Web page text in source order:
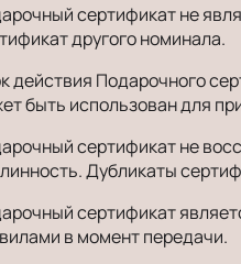
сертификат не
другого номинала.
действия Подарочного
быть использован для
сертификат не
Дубликаты
сертификат
в момент передачи.